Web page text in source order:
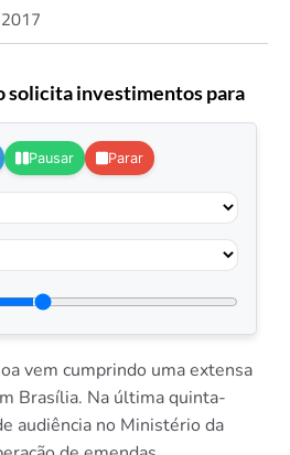
solicita investimentos para
Pausar Parar
vem cumprindo uma extensa
Brasília. Na última quinta-
audiência no Ministério da